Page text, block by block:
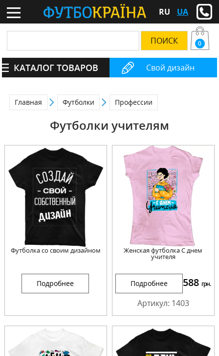
RU UA
Свой дизайн
0
КАТАЛОГ ТОВАРОВ
Главная Футболки Профессии
Футболки учителям
Футболка со своим дизайном
Подробнее
Женская футболка С днем
учителя
Подробнее 588 грн.
Артикул: 1403